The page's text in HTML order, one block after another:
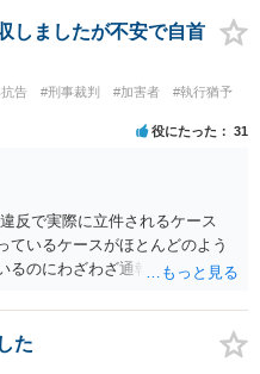
しましたが不安で自首
告 #刑事裁判 #加害者
#執行猶予
役にたった 31
反で実際に立件されるケース
ているケースがほとんどのよう
るのにわざわざ通報するのは考
います。この場合は警察官か
通り家裁送致され少年審判にな
す。廃掃法違反の不法投棄の罪
た